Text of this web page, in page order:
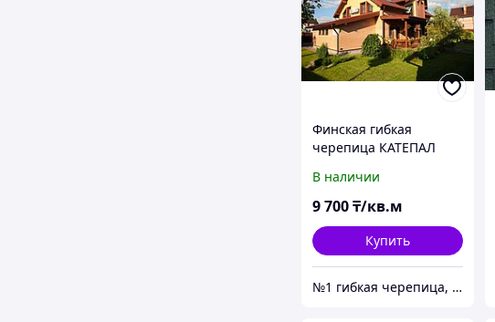
Финская гибкая
черепица КАТЕПАЛ
Коллекция KATRILLI
Осенне-Красный
В наличии
9 700₸/кв.м
Купить
№1 гибкая черепица, композитная черепица из Европы, по лучшим ценам в Алматы